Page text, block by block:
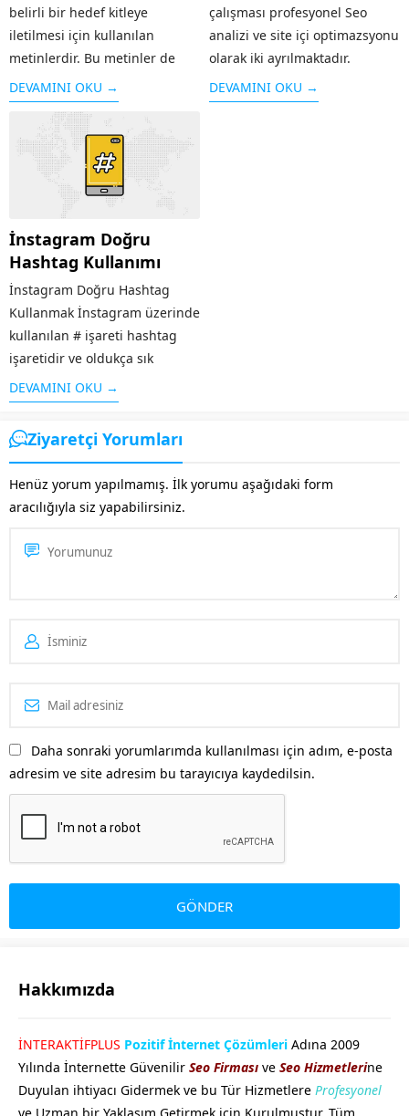
belirli bir hedef kitleye
iletilmesi için kullanılan
metinlerdir. Bu metinler de
bazı kurallar içerir ve disipline
sahiptir. İletmek istenilen
mesaj direkt olarak verilir.
Herhangi bir olay,...
DEVAMINI OKU →
çalışması profesyonel Seo
analizi ve site içi optimazsyonu
olarak iki ayrılmaktadır.
Profesyonel Seo analizi,
sitenizi ilk önce mevcut hali ile
DEVAMINI OKU →
İnstagram Doğru
Hashtag Kullanımı
İnstagram Doğru Hashtag
Kullanmak İnstagram üzerinde
kullanılan # işareti hashtag
işaretidir ve oldukça sık
kullanılır. Yapılan paylaşımların
belirli kategorilere göre
ayrılması için hashtag
kullanımı önemlidir. Daha fazla
geniş alanda ulaşılmak için...
DEVAMINI OKU →
Ziyaretçi Yorumları
Henüz yorum yapılmamış. İlk yorumu aşağıdaki form
aracılığıyla siz yapabilirsiniz.
Daha sonraki yorumlarımda kullanılması için adım, e-posta
adresim ve site adresim bu tarayıcıya kaydedilsin.
Hakkımızda
İNTERAKTİFPLUS Pozitif İnternet Çözümleri Adına 2009
Yılında İnternette Güvenilir Seo Firması ve Seo Hizmetlerine
Duyulan ihtiyacı Gidermek ve bu Tür Hizmetlere Profesyonel
GÖKHAN GÖKMEN